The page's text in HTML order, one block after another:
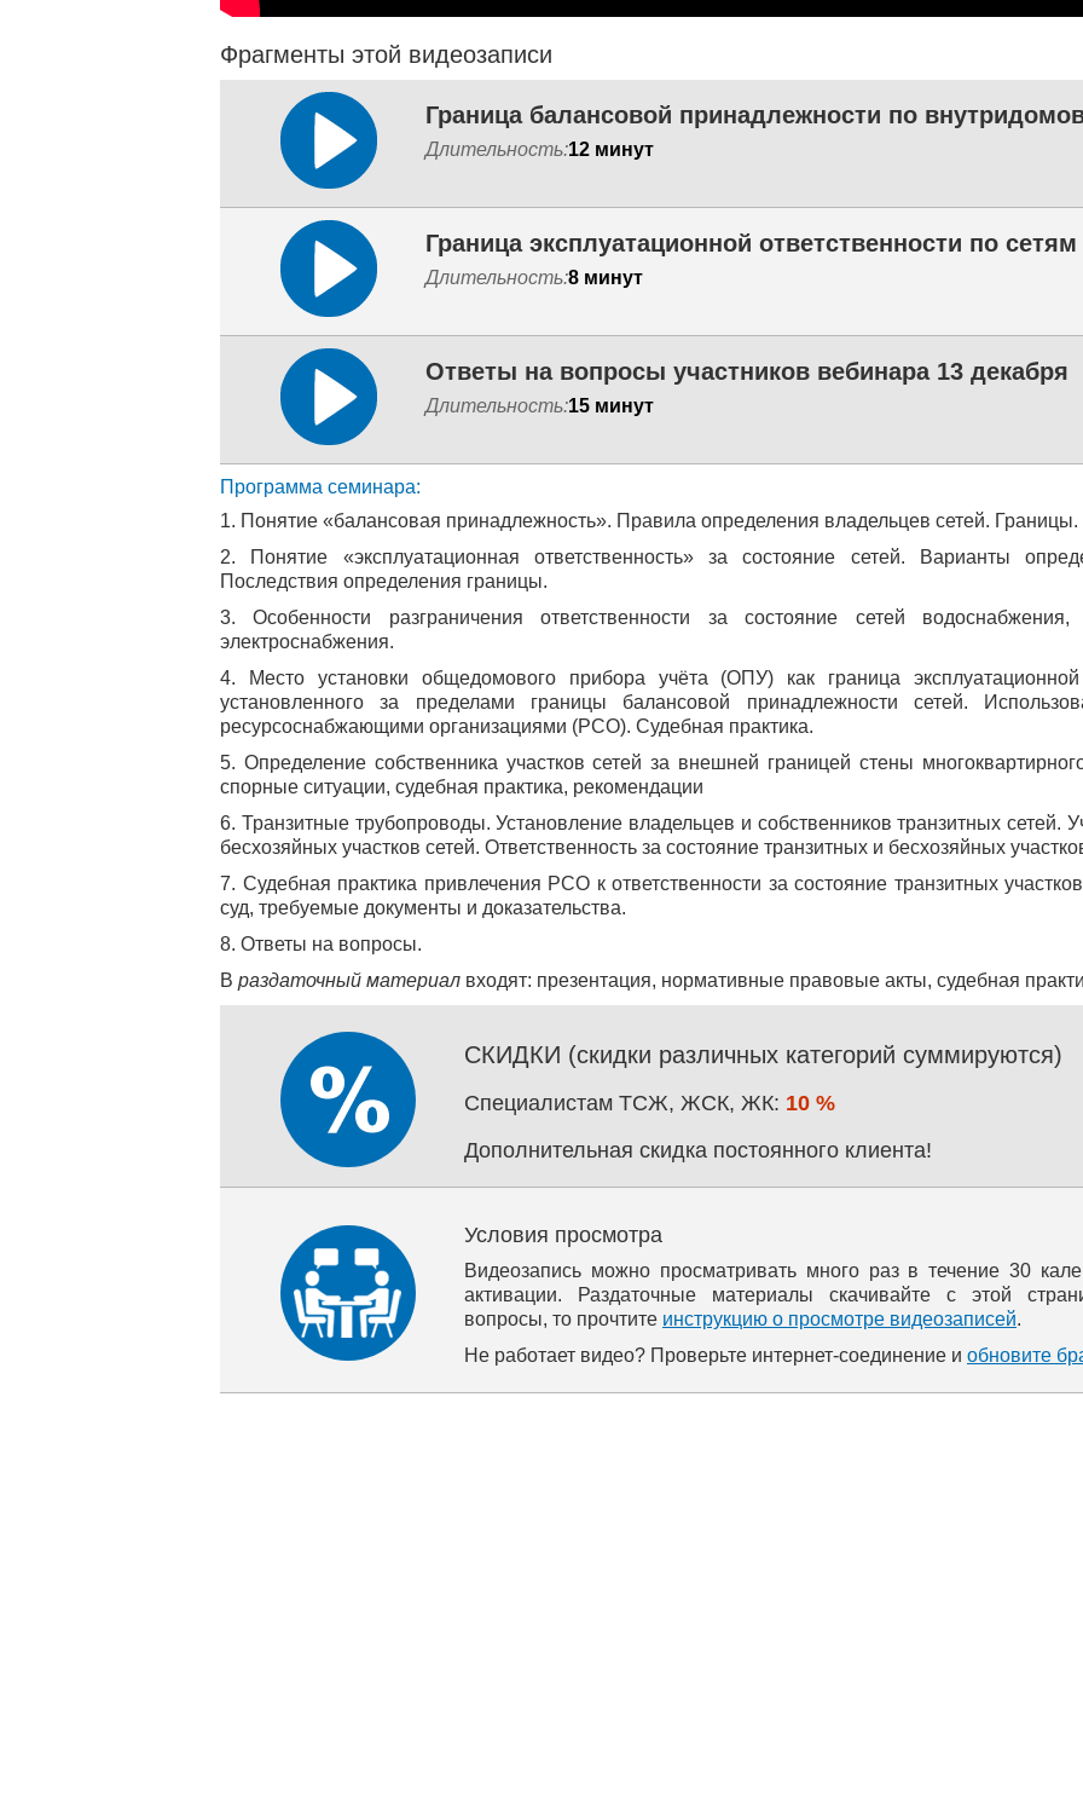
Фрагменты этой видеозаписи
Длительность:12 минут
Длительность:8 минут
Ответы на вопросы участников вебинара 13 декабря
Длительность:15 минут
Программа семинара:
1. Понятие «балансовая принадлежность». Правила определения владельцев сетей. Границы.
2. Понятие «эксплуатационная ответственность» за состояние сетей. Варианты
Последствия определения границы.
3. Особенности разграничения ответственности за состояние сетей водоснабжения,
электроснабжения.
4. Место установки общедомового прибора учёта (ОПУ) как граница
установленного за пределами границы балансовой принадлежности сетей.
ресурсоснабжающими организациями (РСО). Судебная практика.
5. Определение собственника участков сетей за внешней границей стены
спорные ситуации, судебная практика, рекомендации
6. Транзитные трубопроводы. Установление владельцев и собственников транзитных сетей.
бесхозяйных участков сетей. Ответственность за состояние транзитных и бесхозяйных
7. Судебная практика привлечения РСО к ответственности за состояние транзитных
суд, требуемые документы и доказательства.
8. Ответы на вопросы.
В раздаточный материал входят: презентация, нормативные правовые акты, судебная
СКИДКИ (скидки различных категорий суммируются)
Специалистам ТСЖ, ЖСК, ЖК: 10 %
Дополнительная скидка постоянного клиента!
Условия просмотра
Видеозапись можно просматривать много раз в течение 30
активации. Раздаточные материалы скачивайте с этой
вопросы, то прочтите инструкцию о просмотре видеозаписей.
Не работает видео? Проверьте интернет-соединение и обновите